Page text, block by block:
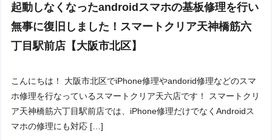
起動しなくなったandroidスマホの基板修理を行い
無事に復旧しました！スマートクリア天神橋筋六
丁目駅前店【大阪市北区】
こんにちは！ 大阪市北区でiPhone修理やandorid修理などのスマ
ホ修理を行なっているスマートクリア天六店です！ スマートクリ
ア天神橋筋六丁目駅前店では、iPhone修理だけでなくAndroidス
マホの修理にも対応 […]